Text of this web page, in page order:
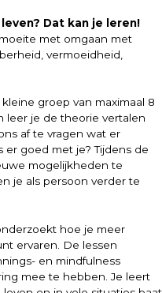
Dat kan je leren!
met omgaan met
vermoeidheid,
groep van maximaal 8
leer je de theorie vertalen
af te vragen wat er
er goed met je? Tijdens de
mogelijkheden te
je als persoon verder te
hoe je meer
ervaren. De lessen
en mindfulness
mee te hebben. Je leert